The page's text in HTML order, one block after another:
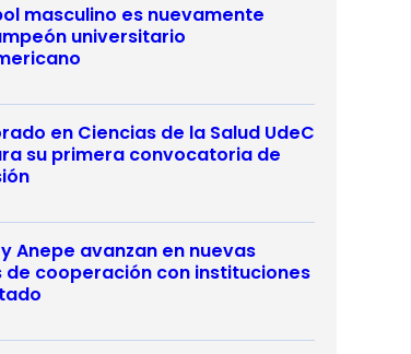
masculino es nuevamente
universitario
en Ciencias de la Salud UdeC
su primera convocatoria de
Anepe avanzan en nuevas
de cooperación con instituciones